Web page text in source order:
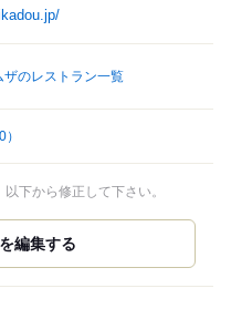
ザのレストラン一覧
下から修正して下さい。